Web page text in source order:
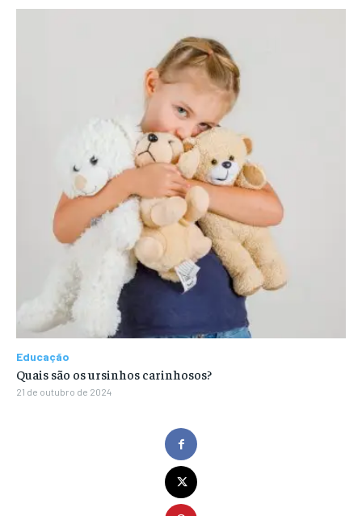
Educação
Quais são os ursinhos carinhosos?
21 de outubro de 2024